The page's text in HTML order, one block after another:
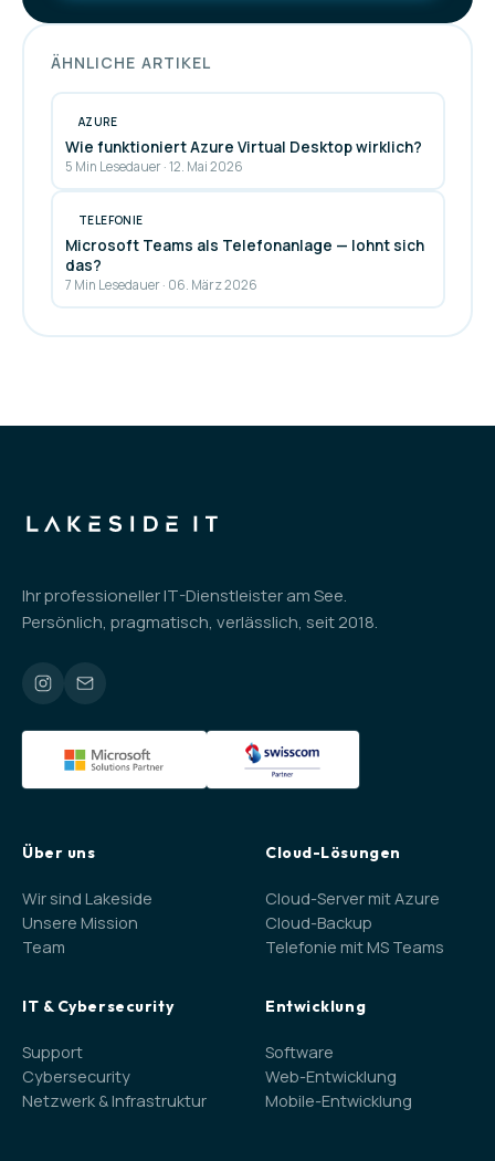
ÄHNLICHE ARTIKEL
AZURE
Wie funktioniert Azure Virtual Desktop wirklich?
5 Min Lesedauer · 12. Mai 2026
TELEFONIE
Microsoft Teams als Telefonanlage — lohnt sich
das?
7 Min Lesedauer · 06. März 2026
Ihr professioneller IT-Dienstleister am See.
Persönlich, pragmatisch, verlässlich, seit 2018.
Über uns
Wir sind Lakeside
Unsere Mission
Team
Cloud-Lösungen
Cloud-Server mit Azure
Cloud-Backup
Telefonie mit MS Teams
IT & Cybersecurity
Support
Cybersecurity
Netzwerk & Infrastruktur
Entwicklung
Software
Web-Entwicklung
Mobile-Entwicklung